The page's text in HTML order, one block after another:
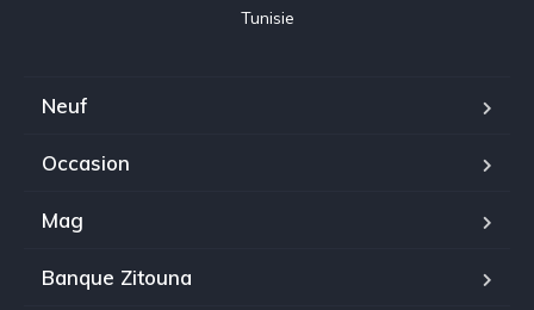
Tunisie
Neuf
Occasion
Mag
Banque Zitouna